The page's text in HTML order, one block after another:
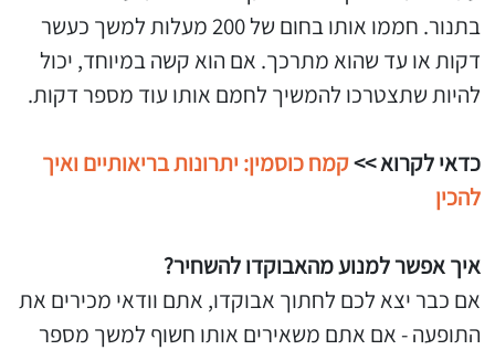
בתנור. חממו אותו בחום של 200 מעלות למשך כעשר
דקות או עד שהוא מתרכך. אם הוא קשה במיוחד, יכול
להיות שתצטרכו להמשיך לחמם אותו עוד מספר דקות.
כדאי לקרוא >>קמח כוסמין: יתרונות בריאותיים ואיך
להכין
איך אפשר למנוע מהאבוקדו להשחיר?
אם כבר יצא לכם לחתוך אבוקדו, אתם וודאי מכירים את
התופעה - אם אתם משאירים אותו חשוף למשך מספר